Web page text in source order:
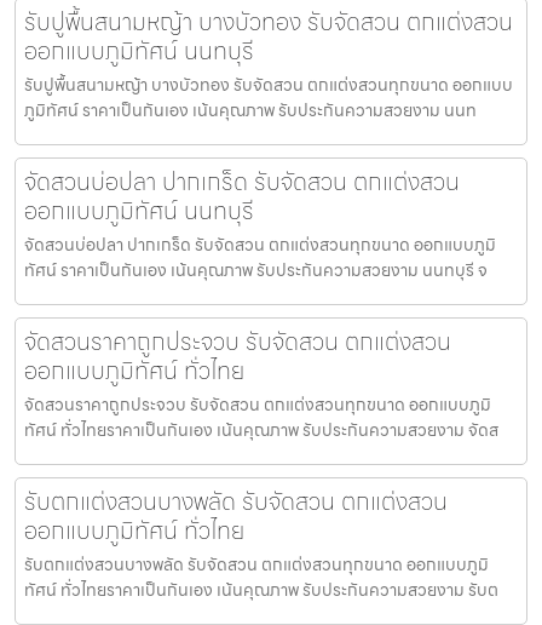
รับปูพื้นสนามหญ้า บางบัวทอง รับจัดสวน ตกแต่งสวน
ออกแบบภูมิทัศน์ นนทบุรี
รับปูพื้นสนามหญ้า บางบัวทอง รับจัดสวน ตกแต่งสวนทุกขนาด ออกแบบ
ภูมิทัศน์ ราคาเป็นกันเอง เน้นคุณภาพ รับประกันความสวยงาม นนท
จัดสวนบ่อปลา ปากเกร็ด รับจัดสวน ตกแต่งสวน
ออกแบบภูมิทัศน์ นนทบุรี
จัดสวนบ่อปลา ปากเกร็ด รับจัดสวน ตกแต่งสวนทุกขนาด ออกแบบภูมิ
ทัศน์ ราคาเป็นกันเอง เน้นคุณภาพ รับประกันความสวยงาม นนทบุรี จ
จัดสวนราคาถูกประจวบ รับจัดสวน ตกแต่งสวน
ออกแบบภูมิทัศน์ ทั่วไทย
จัดสวนราคาถูกประจวบ รับจัดสวน ตกแต่งสวนทุกขนาด ออกแบบภูมิ
ทัศน์ ทั่วไทยราคาเป็นกันเอง เน้นคุณภาพ รับประกันความสวยงาม จัดส
รับตกแต่งสวนบางพลัด รับจัดสวน ตกแต่งสวน
ออกแบบภูมิทัศน์ ทั่วไทย
รับตกแต่งสวนบางพลัด รับจัดสวน ตกแต่งสวนทุกขนาด ออกแบบภูมิ
ทัศน์ ทั่วไทยราคาเป็นกันเอง เน้นคุณภาพ รับประกันความสวยงาม รับต